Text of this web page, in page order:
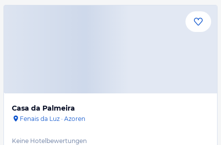
Casa da Palmeira
Fenais da Luz · Azoren
Keine Hotelbewertungen